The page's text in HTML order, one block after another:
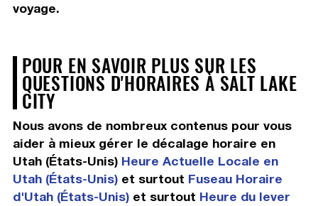
voyage.
POUR EN SAVOIR PLUS SUR LES
QUESTIONS D'HORAIRES À SALT LAKE
CITY
Nous avons de nombreux contenus pour vous
aider à mieux gérer le décalage horaire en
Utah (États-Unis) Heure Actuelle Locale en
Utah (États-Unis)et surtout Fuseau Horaire
d'Utah (États-Unis)et surtout Heure du lever